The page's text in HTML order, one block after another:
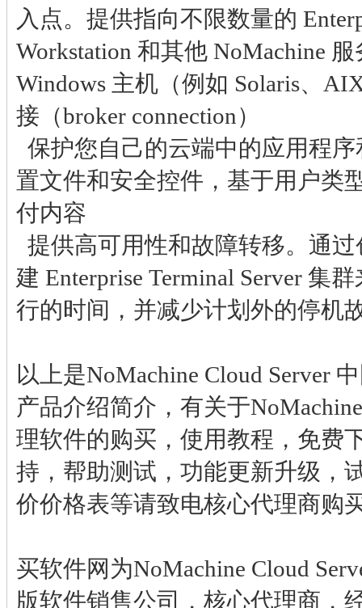
入点。提供指向不限数量的
Workstation 和其他 NoMachine
Windows 主机（例如 Solaris、
接（broker connection）
保护您自己的云端中的应用程
置文件和安全控件，基于用户类
付内容
提供高可用性和故障转移。通过
建 Enterprise Terminal Server 集
行的时间，并减少计划外的停机
以上是NoMachine Cloud Server
产品介绍简介，有关于
理软件的购买，使用教程，免费
持，帮助测试，功能更新升级，
价价格表等请致电核心代理商购
买软件网为NoMachine Cloud
版软件销售公司，核心代理商，